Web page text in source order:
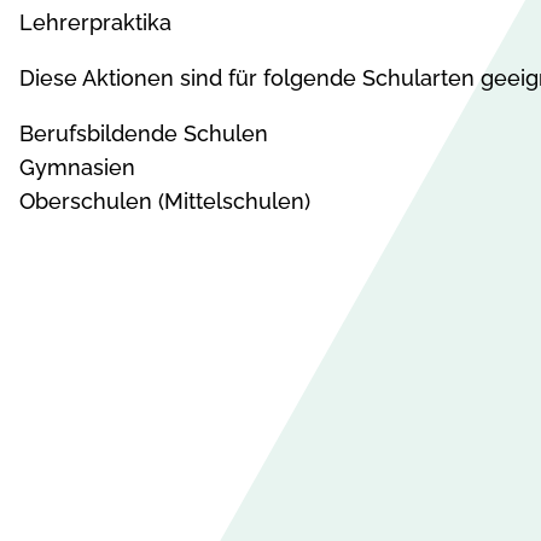
Lehrerpraktika
Diese Aktionen sind für folgende Schularten
Berufsbildende Schulen
Gymnasien
Oberschulen (Mittelschulen)